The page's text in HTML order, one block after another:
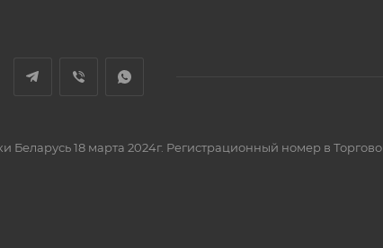
18 марта 2024г. Регистрационный номер в